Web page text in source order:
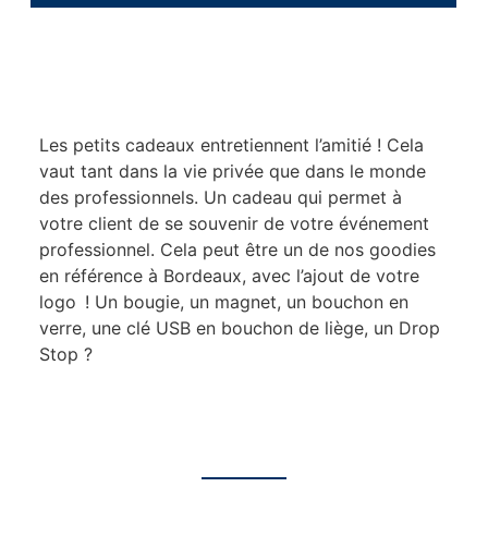
Les petits cadeaux entretiennent l’amitié ! Cela
vaut tant dans la vie privée que dans le monde
des professionnels. Un cadeau qui permet à
votre client de se souvenir de votre événement
professionnel. Cela peut être un de nos goodies
en référence à Bordeaux, avec l’ajout de votre
logo ! Un bougie, un magnet, un bouchon en
verre, une clé USB en bouchon de liège, un Drop
Stop ?